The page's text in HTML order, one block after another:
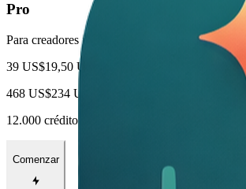
Pro
Para creadores profesionales y equipos
39 US$19,50 US$
468 US$234 US$ facturados al año
12.000 créditos/año
Comenzar